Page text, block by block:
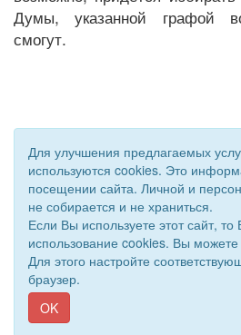
Думы, указанной графой
смогут.
© 2011 - 2026 Уполномоченный по
права защищены.
Сайт создан при поддержке «
Для улучшения предлагаемых
используются cookies. Это
посещении сайта. Личной и
не собирается и не храниться.
Если Вы используете этот сайт,
использование cookies. Вы можете
Для этого настройте
браузер.
OK